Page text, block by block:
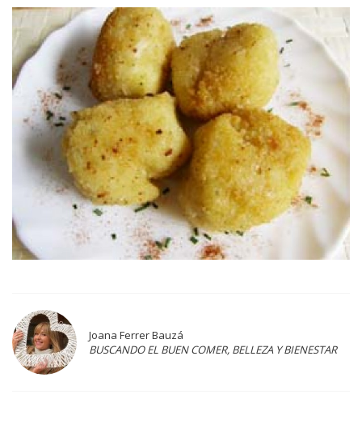
Joana Ferrer Bauzá
BUSCANDO EL BUEN COMER, BELLEZA Y BIENESTAR